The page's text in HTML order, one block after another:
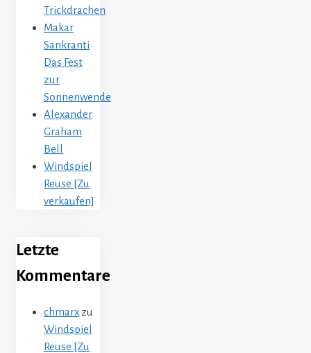
Trickdrachen
Makar
Sankranti
Das Fest
zur
Sonnenwende
Alexander
Graham
Bell
Windspiel
Reuse [Zu
verkaufen]
Letzte
Kommentare
chmarx zu
Windspiel
Reuse [Zu